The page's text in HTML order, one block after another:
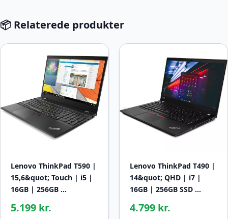
📦 Relaterede produkter
Lenovo ThinkPad T590 |
15,6&quot; Touch | i5 |
16GB | 256GB …
5.199 kr.
Lenovo ThinkPad T490 |
14&quot; QHD | i7 |
16GB | 256GB SSD …
4.799 kr.